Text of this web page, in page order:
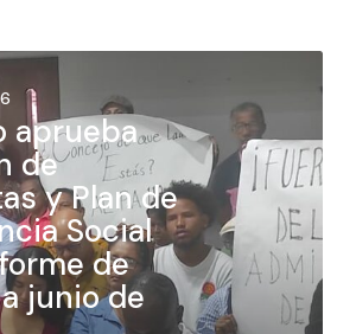
aprueba
de
y Plan de
Social
de
junio de